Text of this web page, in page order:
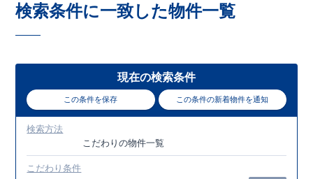
検索条件に一致した物件一覧
現在の検索条件
この条件を保存 この条件の新着物件を通知
検索方法
こだわりの物件一覧
こだわり条件